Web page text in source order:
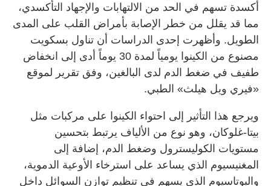
أكسدة تسهم في الحد من الالتهابات والإجهاد التأكسدي،
مما قد يقلل من خطر الإصابة بأمراض القلب على المدى
الطويل. وأظهرت إحدى الدراسات أن تناول بسكويت
مصنوع من الكينوا يومياً لمدة 30 يوماً أدى إلى انخفاض
طفيف في ضغط الدم لدى البالغين، وفق تقرير لموقع
«فيري ويل هيلث» الطبي.
ويرجع هذا التأثير إلى احتواء الكينوا على مركبات مثل
بيتا-غلوكان، وهو نوع من الألياف يرتبط بتحسين
مستويات الكوليسترول وضغط الدم، إضافة إلى
المغنيسيوم الذي يساعد على استرخاء الأوعية الدموية،
والبوتاسيوم الذي يسهم في تنظيم توازن السوائل داخل